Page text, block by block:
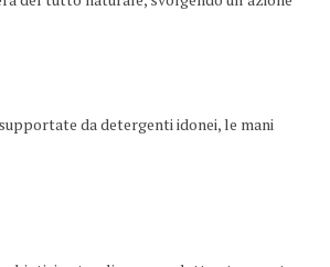
da detergenti idonei, le mani